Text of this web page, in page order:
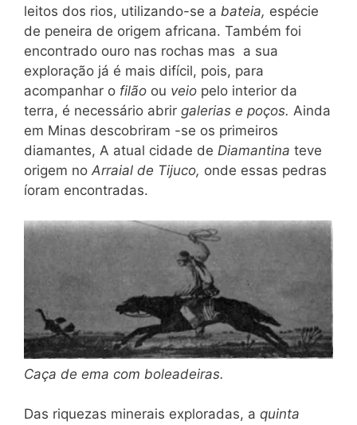
leitos dos rios, utilizando-se a bateia, espécie
de peneira de origem africana. Também foi
encontrado ouro nas rochas mas a sua
exploração já é mais difícil, pois, para
acompanhar o filão ou veio pelo interior da
terra, é necessário abrir galerias e poços. Ainda
em Minas descobriram -se os primeiros
diamantes, A atual cidade de Diamantina teve
origem no Arraial de Tijuco, onde essas pedras
íoram encontradas.
Caça de ema com boleadeiras.
Das riquezas minerais exploradas, a quinta